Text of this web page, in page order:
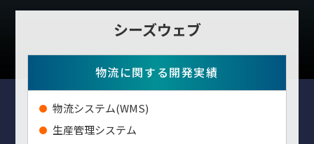
シーズウェブ
物流に関する開発実績
物流システム(WMS)
生産管理システム